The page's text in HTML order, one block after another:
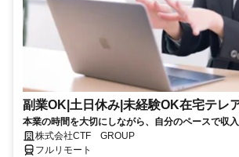
副業OK|土日休み|未経験OK在宅テレ
本業の時間を大切にしながら、自分のペースで収入
株式会社CTF GROUP
フルリモート